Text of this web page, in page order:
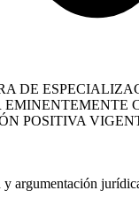
DE
EMINENTEMENTE
POSITIVA
y argumentación